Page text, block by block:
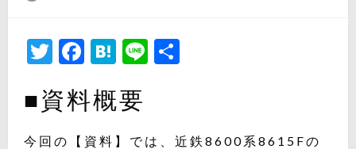
Twitter
Facebook
Hatena
Line
■資料概要
今回の【資料】では、近鉄8600系8615Fの